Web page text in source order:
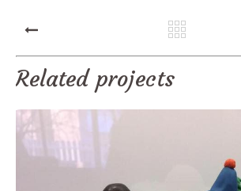
PREV
Related projects